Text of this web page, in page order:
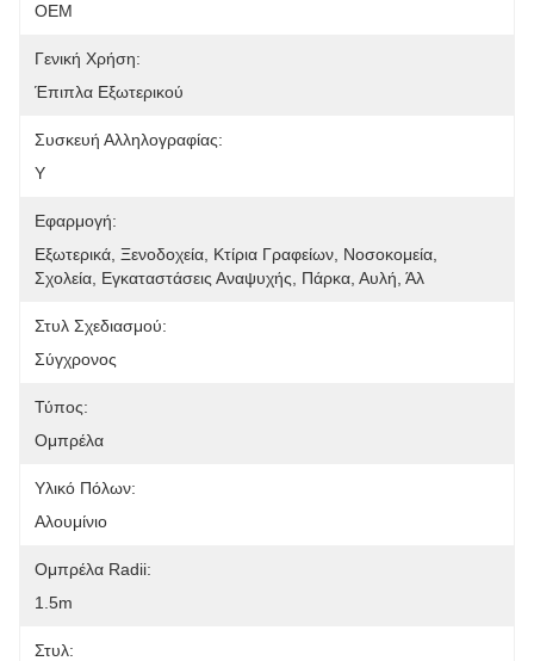
OEM
Γενική Χρήση:
Έπιπλα Εξωτερικού
Συσκευή Αλληλογραφίας:
Y
Εφαρμογή:
Εξωτερικά, Ξενοδοχεία, Κτίρια Γραφείων, Νοσοκομεία,
Σχολεία, Εγκαταστάσεις Αναψυχής, Πάρκα, Αυλή, Άλ
Στυλ Σχεδιασμού:
Σύγχρονος
Τύπος:
Ομπρέλα
Υλικό Πόλων:
Αλουμίνιο
Ομπρέλα Radii:
1.5m
Στυλ: